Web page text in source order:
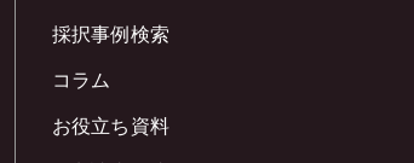
採択事例検索
コラム
お役立ち資料